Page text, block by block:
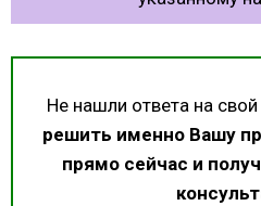
Не нашли ответа на
решить именно Вашу
прямо сейчас и